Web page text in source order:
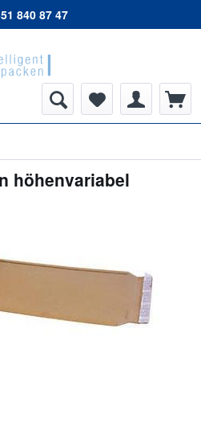
840 87 47
höhenvariabel